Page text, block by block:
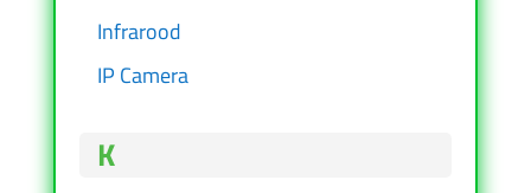
Infrarood
IP Camera
K